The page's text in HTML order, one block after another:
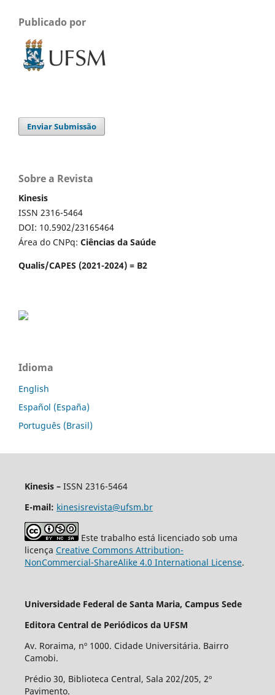
Publicado por
Enviar Submissão
Sobre a Revista
Kinesis
ISSN 2316-5464
DOI: 10.5902/23165464
Área do CNPq: Ciências da Saúde
Qualis/CAPES (2021-2024) = B2
Idioma
English
Español (España)
Português (Brasil)
Kinesis – ISSN 2316-5464
E-mail: kinesisrevista@ufsm.br
Este trabalho está licenciado sob uma
licença Creative Commons Attribution-
NonCommercial-ShareAlike 4.0 International License.
Universidade Federal de Santa Maria, Campus Sede
Editora Central de Periódicos da UFSM
Av. Roraima, nº 1000. Cidade Universitária. Bairro
Camobi.
Prédio 30, Biblioteca Central, Sala 202/205, 2º
Pavimento.